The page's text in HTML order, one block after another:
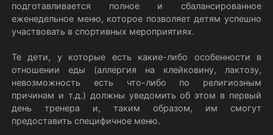
подготавливается полное и сбалансированное
еженедельное меню, которое позволяет детям успешно
участвовать в спортивных мероприятиях.
Те дети, у которые есть какие-либо особенности в
отношении еды (аллергия на клейковину, лактозу,
невозможность есть что-либо по религиозным
причинам и т.д.) должны уведомить об этом в первый
день тренера и, таким образом, им смогут
предоставить специфичное меню.